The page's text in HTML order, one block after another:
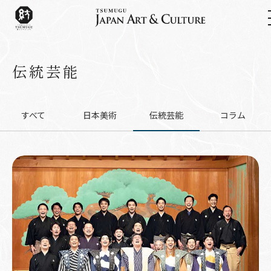
伝統芸能
すべて 日本美術 伝統芸能 コラム